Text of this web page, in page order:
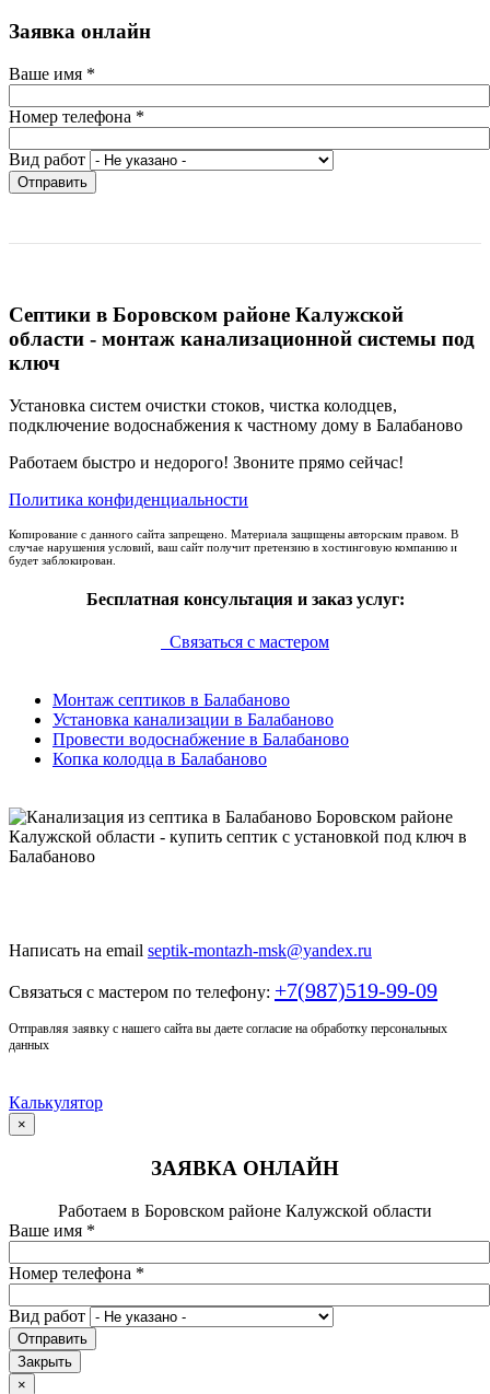
Заявка онлайн
Ваше имя *
Номер телефона *
Вид работ
Отправить
Септики в Боровском районе Калужской
области - монтаж канализационной системы под
ключ
Установка систем очистки стоков, чистка колодцев,
подключение водоснабжения к частному дому в Балабаново
Работаем быстро и недорого! Звоните прямо сейчас!
Политика конфиденциальности
Копирование с данного сайта запрещено. Материала защищены авторским правом. В
случае нарушения условий, ваш сайт получит претензию в хостинговую компанию и
будет заблокирован.
Бесплатная консультация и заказ услуг:
Связаться с мастером
Монтаж септиков в Балабаново
Установка канализации в Балабаново
Провести водоснабжение в Балабаново
Копка колодца в Балабаново
Написать на email septik-montazh-msk@yandex.ru
Связаться с мастером по телефону: +7(987)519-99-09
Отправляя заявку с нашего сайта вы даете согласие на обработку персональных
данных
Калькулятор
×
ЗАЯВКА ОНЛАЙН
Работаем в Боровском районе Калужской области
Ваше имя *
Номер телефона *
Вид работ
Отправить
Закрыть
×